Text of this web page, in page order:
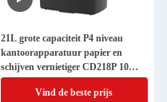
21L grote capaciteit P4 niveau
kantoorapparatuur papier en
schijven vernietiger CD218P 10
blad dwars gesneden papier
versnipperVind de beste prijs